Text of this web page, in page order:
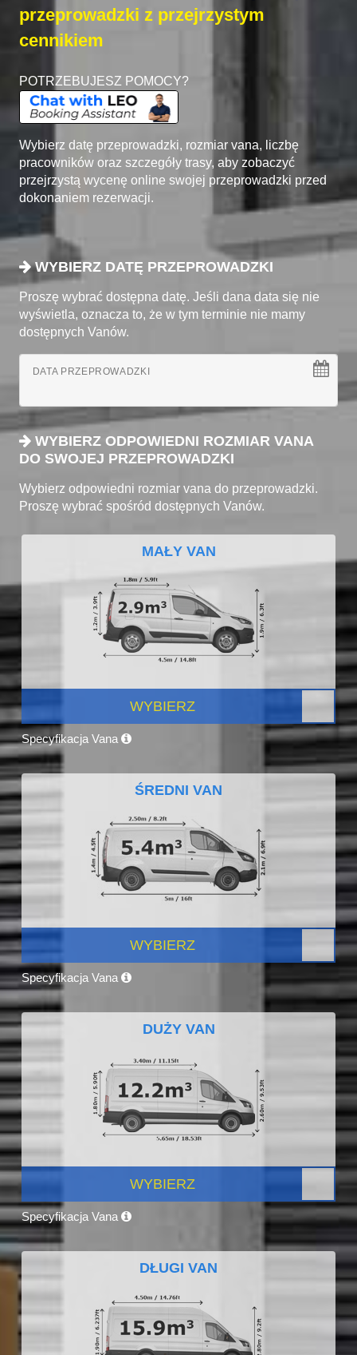
przeprowadzki z przejrzystym
cennikiem
POTRZEBUJESZ POMOCY?
Wybierz datę przeprowadzki, rozmiar vana, liczbę
pracowników oraz szczegóły trasy, aby zobaczyć
przejrzystą wycenę online swojej przeprowadzki przed
dokonaniem rezerwacji.
WYBIERZ DATĘ PRZEPROWADZKI
Proszę wybrać dostępna datę. Jeśli dana data się nie
wyświetla, oznacza to, że w tym terminie nie mamy
dostępnych Vanów.
DATA PRZEPROWADZKI
WYBIERZ ODPOWIEDNI ROZMIAR VANA
DO SWOJEJ PRZEPROWADZKI
Wybierz odpowiedni rozmiar vana do przeprowadzki.
Proszę wybrać spośród dostępnych Vanów.
MAŁY VAN
WYBIERZ
Specyfikacja Vana
ŚREDNI VAN
WYBIERZ
Specyfikacja Vana
DUŻY VAN
WYBIERZ
Specyfikacja Vana
DŁUGI VAN